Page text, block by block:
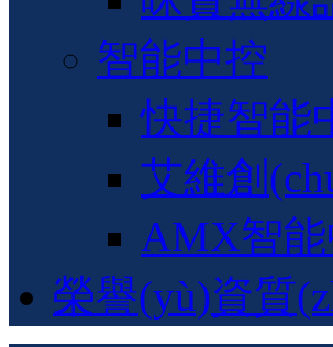
智能中控
快捷智能
艾維創
AMX智
榮譽(yù)資質